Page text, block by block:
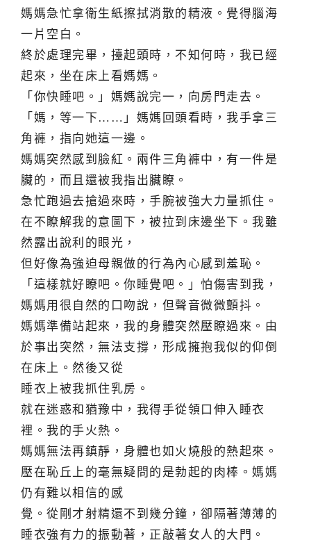
媽媽急忙拿衛生紙擦拭消散的精液。覺得腦海
一片空白。
終於處理完畢，擡起頭時，不知何時，我已經
起來，坐在床上看媽媽。
「你快睡吧。」媽媽說完一，向房門走去。
「媽，等一下……」媽媽回頭看時，我手拿三
角褲，指向她這一邊。
媽媽突然感到臉紅。兩件三角褲中，有一件是
臟的，而且還被我指出臟瞭。
急忙跑過去搶過來時，手腕被強大力量抓住。
在不瞭解我的意圖下，被拉到床邊坐下。我雖
然露出說利的眼光，
但好像為強迫母親做的行為內心感到羞恥。
「這樣就好瞭吧。你睡覺吧。」怕傷害到我，
媽媽用很自然的口吻說，但聲音微微顫抖。
媽媽準備站起來，我的身體突然壓瞭過來。由
於事出突然，無法支撐，形成擁抱我似的仰倒
在床上。然後又從
睡衣上被我抓住乳房。
就在迷惑和猶豫中，我得手從領口伸入睡衣
裡。我的手火熱。
媽媽無法再鎮靜，身體也如火燒般的熱起來。
壓在恥丘上的毫無疑問的是勃起的肉棒。媽媽
仍有難以相信的感
覺。從剛才射精還不到幾分鐘，卻隔著薄薄的
睡衣強有力的振動著，正敲著女人的大門。